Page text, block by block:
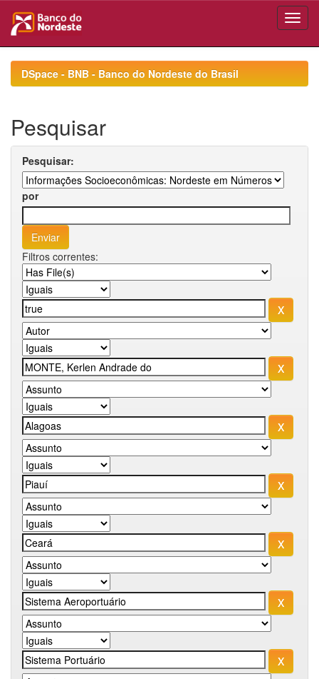
navigationDSpace - BNB - Banco do Nordeste do Brasil
Pesquisar
Pesquisar:
por
Filtros correntes: